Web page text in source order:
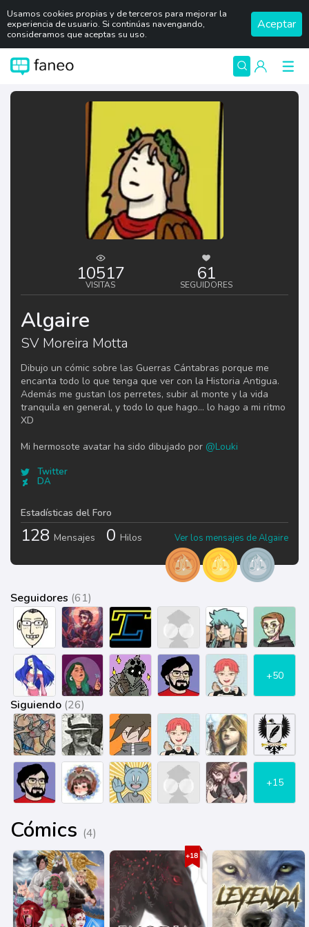
Usamos cookies propias y de terceros para mejorar la
experiencia de usuario. Si continúas navengando,
consideramos que aceptas su uso.
Aceptar
10517
VISITAS
61
SEGUIDORES
Algaire
SV Moreira Motta
Dibujo un cómic sobre las Guerras Cántabras porque me
encanta todo lo que tenga que ver con la Historia Antigua.
Además me gustan los perretes, subir al monte y la vida
tranquila en general, y todo lo que hago... lo hago a mi ritmo
XD
Mi hermosote avatar ha sido dibujado por @Louki
Twitter
DA
Estadísticas del Foro
128 Mensajes 0 Hilos Ver los mensajes de Algaire
Seguidores (61)
+50
Siguiendo (26)
+15
Cómics (4)